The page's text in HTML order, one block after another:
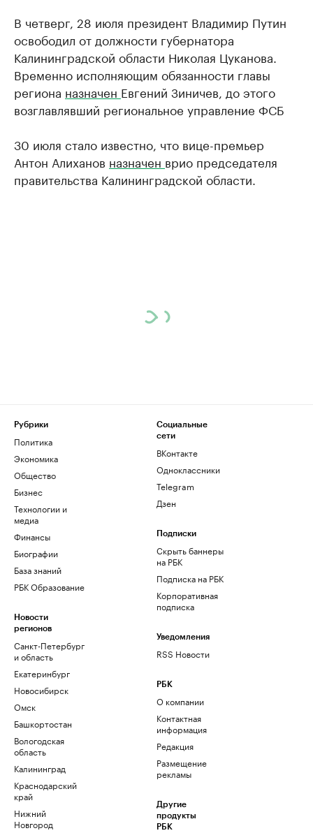
В четверг, 28 июля президент Владимир Путин
освободил от должности губернатора
Калининградской области Николая Цуканова.
Временно исполняющим обязанности главы
региона назначен Евгений Зиничев, до этого
возглавлявший региональное управление ФСБ
30 июля стало известно, что вице-премьер
Антон Алиханов назначен врио председателя
правительства Калининградской области.
Рубрики
Политика
Экономика
Общество
Бизнес
Технологии и
медиа
Финансы
Биографии
База знаний
РБК Образование
Новости
регионов
Санкт-Петербург
и область
Екатеринбург
Новосибирск
Омск
Башкортостан
Вологодская
область
Калининград
Краснодарский
край
Нижний
Новгород
Социальные
сети
ВКонтакте
Одноклассники
Telegram
Дзен
Подписки
Скрыть баннеры
на РБК
Подписка на РБК
Корпоративная
подписка
Уведомления
RSS Новости
РБК
О компании
Контактная
информация
Редакция
Размещение
рекламы
Другие
продукты
РБК